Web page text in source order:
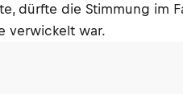
dürfte die Stimmung im
verwickelt war.